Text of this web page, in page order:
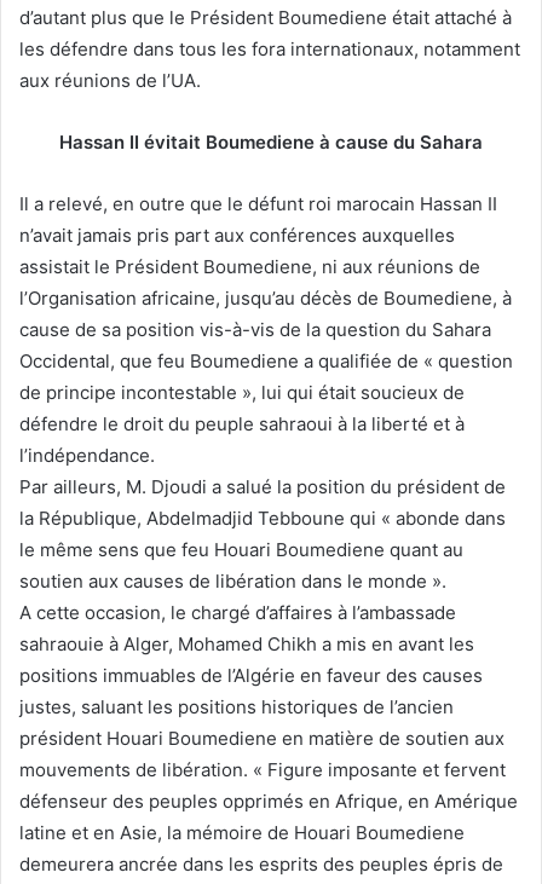
d’autant plus que le Président Boumediene était attaché à
les défendre dans tous les fora internationaux, notamment
aux réunions de l’UA.
Hassan II évitait Boumediene à cause du Sahara
Il a relevé, en outre que le défunt roi marocain Hassan II
n’avait jamais pris part aux conférences auxquelles
assistait le Président Boumediene, ni aux réunions de
l’Organisation africaine, jusqu’au décès de Boumediene, à
cause de sa position vis-à-vis de la question du Sahara
Occidental, que feu Boumediene a qualifiée de « question
de principe incontestable », lui qui était soucieux de
défendre le droit du peuple sahraoui à la liberté et à
l’indépendance.
Par ailleurs, M. Djoudi a salué la position du président de
la République, Abdelmadjid Tebboune qui « abonde dans
le même sens que feu Houari Boumediene quant au
soutien aux causes de libération dans le monde ».
A cette occasion, le chargé d’affaires à l’ambassade
sahraouie à Alger, Mohamed Chikh a mis en avant les
positions immuables de l’Algérie en faveur des causes
justes, saluant les positions historiques de l’ancien
président Houari Boumediene en matière de soutien aux
mouvements de libération. « Figure imposante et fervent
défenseur des peuples opprimés en Afrique, en Amérique
latine et en Asie, la mémoire de Houari Boumediene
demeurera ancrée dans les esprits des peuples épris de